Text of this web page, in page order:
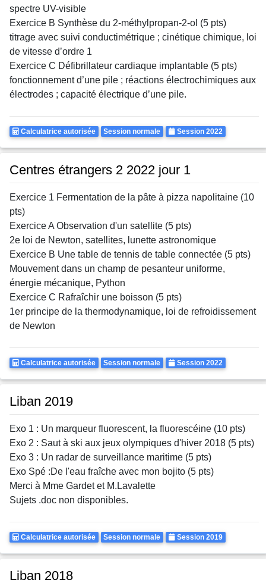
spectre UV-visible
Exercice B Synthèse du 2-méthylpropan-2-ol (5 pts)
titrage avec suivi conductimétrique ; cinétique chimique, loi
de vitesse d’ordre 1
Exercice C Défibrillateur cardiaque implantable (5 pts)
fonctionnement d’une pile ; réactions électrochimiques aux
électrodes ; capacité électrique d’une pile.
Calculatrice
Calculatrice autorisée Rattrapages
Session normale Annee
Session 2022
Centres étrangers 2 2022 jour 1
Exercice 1 Fermentation de la pâte à pizza napolitaine (10
pts)
Exercice A Observation d'un satellite (5 pts)
2e loi de Newton, satellites, lunette astronomique
Exercice B Une table de tennis de table connectée (5 pts)
Mouvement dans un champ de pesanteur uniforme,
énergie mécanique, Python
Exercice C Rafraîchir une boisson (5 pts)
1er principe de la thermodynamique, loi de refroidissement
de Newton
Calculatrice
Calculatrice autorisée Rattrapages
Session normale Annee
Session 2022
Liban 2019
Exo 1 : Un marqueur fluorescent, la fluorescéine (10 pts)
Exo 2 : Saut à ski aux jeux olympiques d'hiver 2018 (5 pts)
Exo 3 : Un radar de surveillance maritime (5 pts)
Exo Spé :De l'eau fraîche avec mon bojito (5 pts)
Merci à Mme Gardet et M.Lavalette
Sujets .doc non disponibles.
Calculatrice
Calculatrice autorisée Rattrapages
Session normale Annee
Session 2019
Liban 2018